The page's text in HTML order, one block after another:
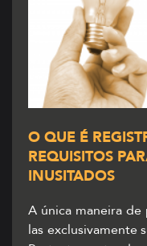
O QUE É
REQUISITOS
INUSITADOS
A única maneira
las exclusivamente